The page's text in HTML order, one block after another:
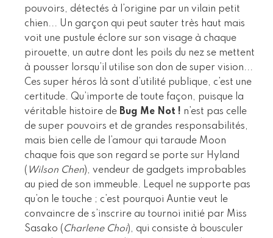
pouvoirs, détectés à l’origine par un vilain petit
chien... Un garçon qui peut sauter très haut mais
voit une pustule éclore sur son visage à chaque
pirouette, un autre dont les poils du nez se mettent
à pousser lorsqu’il utilise son don de super vision...
Ces super héros là sont d’utilité publique, c’est une
certitude. Qu’importe de toute façon, puisque la
véritable histoire de Bug Me Not ! n’est pas celle
de super pouvoirs et de grandes responsabilités,
mais bien celle de l’amour qui taraude Moon
chaque fois que son regard se porte sur Hyland
( Wilson Chen), vendeur de gadgets improbables
au pied de son immeuble. Lequel ne supporte pas
qu’on le touche ; c’est pourquoi Auntie veut le
convaincre de s’inscrire au tournoi initié par Miss
Sasako ( Charlene Choi), qui consiste à bousculer